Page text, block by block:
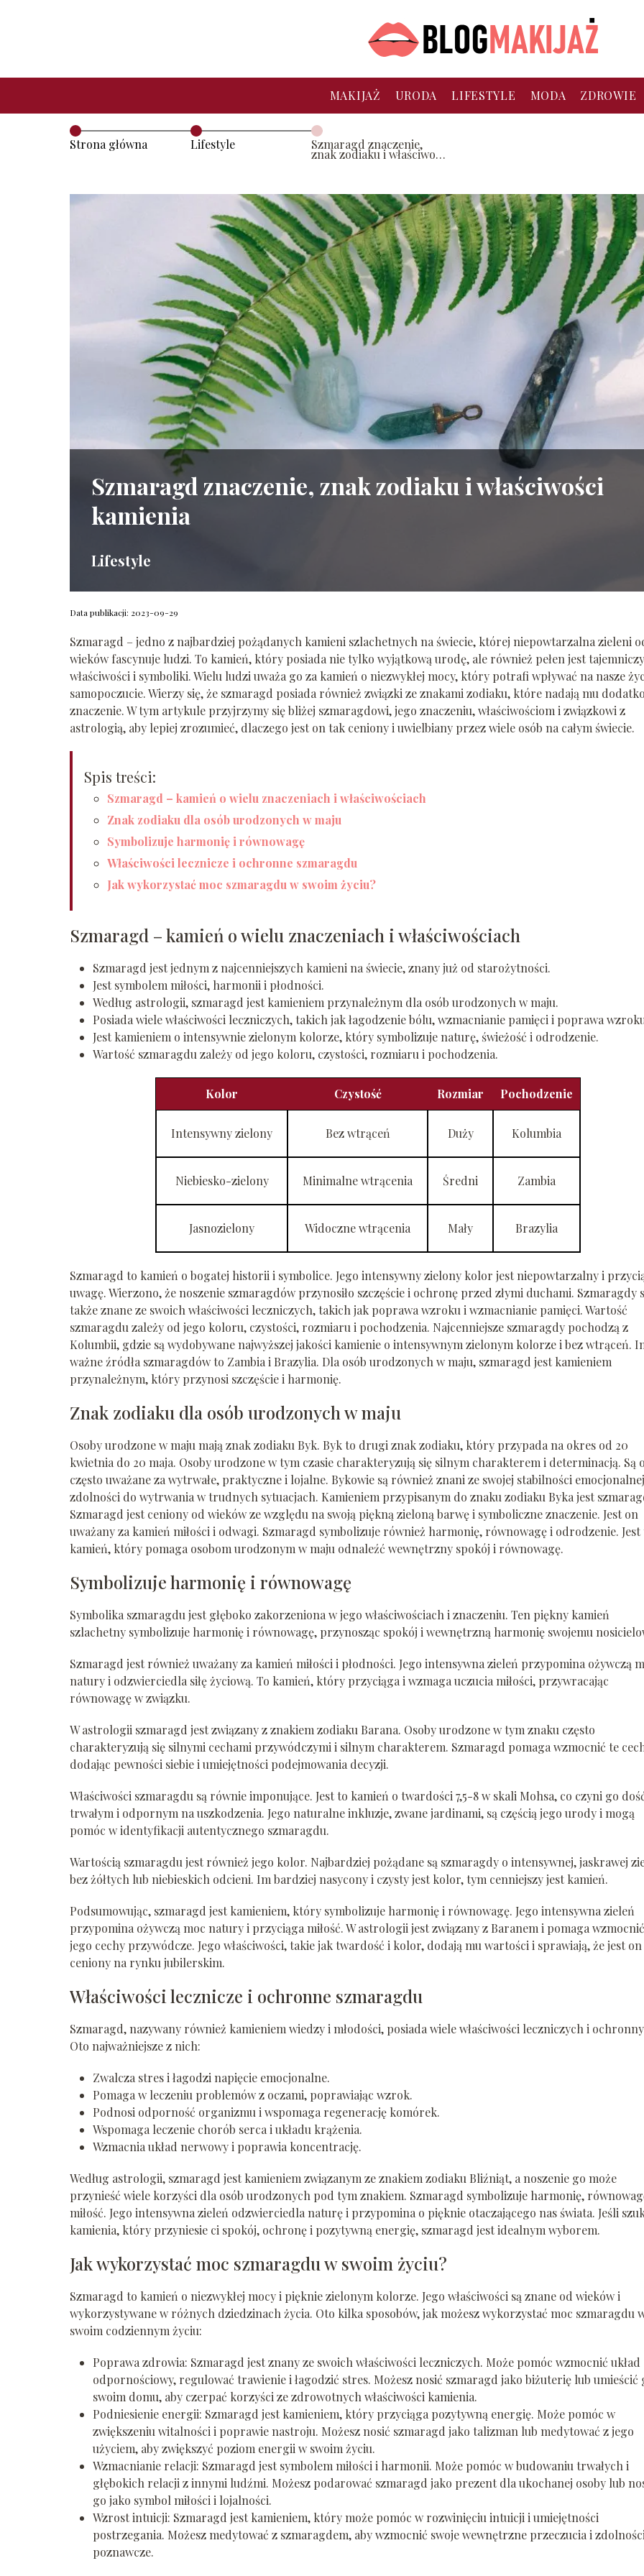
MAKIJAŻ URODA LIFESTYLE MODA ZDROWIE
Strona główna Lifestyle Szmaragd znaczenie,
znak zodiaku i właściwości
Szmaragd znaczenie, znak zodiaku i właściwości
kamienia
Lifestyle
Data publikacji: 2023-09-29
Szmaragd – jedno z najbardziej pożądanych kamieni szlachetnych na świecie, której niepowtarzalna zieleni
wieków fascynuje ludzi. To kamień, który posiada nie tylko wyjątkową urodę, ale również pełen jest
właściwości i symboliki. Wielu ludzi uważa go za kamień o niezwykłej mocy, który potrafi wpływać na nasze
samopoczucie. Wierzy się, że szmaragd posiada również związki ze znakami zodiaku, które nadają mu
znaczenie. W tym artykule przyjrzymy się bliżej szmaragdowi, jego znaczeniu, właściwościom i związkowi z
astrologią, aby lepiej zrozumieć, dlaczego jest on tak ceniony i uwielbiany przez wiele osób na całym świecie.
Spis treści:
Szmaragd – kamień o wielu znaczeniach i właściwościach
Znak zodiaku dla osób urodzonych w maju
Symbolizuje harmonię i równowagę
Właściwości lecznicze i ochronne szmaragdu
Jak wykorzystać moc szmaragdu w swoim życiu?
Szmaragd – kamień o wielu znaczeniach i właściwościach
Szmaragd jest jednym z najcenniejszych kamieni na świecie, znany już od starożytności.
Jest symbolem miłości, harmonii i płodności.
Według astrologii, szmaragd jest kamieniem przynależnym dla osób urodzonych w maju.
Posiada wiele właściwości leczniczych, takich jak łagodzenie bólu, wzmacnianie pamięci i poprawa
Jest kamieniem o intensywnie zielonym kolorze, który symbolizuje naturę, świeżość i odrodzenie.
Wartość szmaragdu zależy od jego koloru, czystości, rozmiaru i pochodzenia.
Kolor Czystość Rozmiar Pochodzenie
Intensywny zielony Bez wtrąceń Duży Kolumbia
Niebiesko-zielony Minimalne wtrącenia Średni Zambia
Jasnozielony Widoczne wtrącenia Mały Brazylia
Szmaragd to kamień o bogatej historii i symbolice. Jego intensywny zielony kolor jest niepowtarzalny i
uwagę. Wierzono, że noszenie szmaragdów przynosiło szczęście i ochronę przed złymi duchami. Szmaragdy
także znane ze swoich właściwości leczniczych, takich jak poprawa wzroku i wzmacnianie pamięci. Wartość
szmaragdu zależy od jego koloru, czystości, rozmiaru i pochodzenia. Najcenniejsze szmaragdy pochodzą z
Kolumbii, gdzie są wydobywane najwyższej jakości kamienie o intensywnym zielonym kolorze i bez wtrąceń.
ważne źródła szmaragdów to Zambia i Brazylia. Dla osób urodzonych w maju, szmaragd jest kamieniem
przynależnym, który przynosi szczęście i harmonię.
Znak zodiaku dla osób urodzonych w maju
Osoby urodzone w maju mają znak zodiaku Byk. Byk to drugi znak zodiaku, który przypada na okres od 20
kwietnia do 20 maja. Osoby urodzone w tym czasie charakteryzują się silnym charakterem i determinacją. Są
często uważane za wytrwałe, praktyczne i lojalne. Bykowie są również znani ze swojej stabilności
zdolności do wytrwania w trudnych sytuacjach. Kamieniem przypisanym do znaku zodiaku Byka jest
Szmaragd jest ceniony od wieków ze względu na swoją piękną zieloną barwę i symboliczne znaczenie. Jest on
uważany za kamień miłości i odwagi. Szmaragd symbolizuje również harmonię, równowagę i odrodzenie. Jest
kamień, który pomaga osobom urodzonym w maju odnaleźć wewnętrzny spokój i równowagę.
Symbolizuje harmonię i równowagę
Symbolika szmaragdu jest głęboko zakorzeniona w jego właściwościach i znaczeniu. Ten piękny kamień
szlachetny symbolizuje harmonię i równowagę, przynosząc spokój i wewnętrzną harmonię swojemu
Szmaragd jest również uważany za kamień miłości i płodności. Jego intensywna zieleń przypomina ożywczą
natury i odzwierciedla siłę życiową. To kamień, który przyciąga i wzmaga uczucia miłości, przywracając
równowagę w związku.
W astrologii szmaragd jest związany z znakiem zodiaku Barana. Osoby urodzone w tym znaku często
charakteryzują się silnymi cechami przywódczymi i silnym charakterem. Szmaragd pomaga wzmocnić te
dodając pewności siebie i umiejętności podejmowania decyzji.
Właściwości szmaragdu są równie imponujące. Jest to kamień o twardości 7,5-8 w skali Mohsa, co czyni go
trwałym i odpornym na uszkodzenia. Jego naturalne inkluzje, zwane jardinami, są częścią jego urody i mogą
pomóc w identyfikacji autentycznego szmaragdu.
Wartością szmaragdu jest również jego kolor. Najbardziej pożądane są szmaragdy o intensywnej, jaskrawej
bez żółtych lub niebieskich odcieni. Im bardziej nasycony i czysty jest kolor, tym cenniejszy jest kamień.
Podsumowując, szmaragd jest kamieniem, który symbolizuje harmonię i równowagę. Jego intensywna zieleń
przypomina ożywczą moc natury i przyciąga miłość. W astrologii jest związany z Baranem i pomaga wzmocnić
jego cechy przywódcze. Jego właściwości, takie jak twardość i kolor, dodają mu wartości i sprawiają, że jest on
ceniony na rynku jubilerskim.
Właściwości lecznicze i ochronne szmaragdu
Szmaragd, nazywany również kamieniem wiedzy i młodości, posiada wiele właściwości leczniczych i
Oto najważniejsze z nich:
Zwalcza stres i łagodzi napięcie emocjonalne.
Pomaga w leczeniu problemów z oczami, poprawiając wzrok.
Podnosi odporność organizmu i wspomaga regenerację komórek.
Wspomaga leczenie chorób serca i układu krążenia.
Wzmacnia układ nerwowy i poprawia koncentrację.
Według astrologii, szmaragd jest kamieniem związanym ze znakiem zodiaku Bliźniąt, a noszenie go może
przynieść wiele korzyści dla osób urodzonych pod tym znakiem. Szmaragd symbolizuje harmonię,
miłość. Jego intensywna zieleń odzwierciedla naturę i przypomina o pięknie otaczającego nas świata. Jeśli
kamienia, który przyniesie ci spokój, ochronę i pozytywną energię, szmaragd jest idealnym wyborem.
Jak wykorzystać moc szmaragdu w swoim życiu?
Szmaragd to kamień o niezwykłej mocy i pięknie zielonym kolorze. Jego właściwości są znane od wieków i
wykorzystywane w różnych dziedzinach życia. Oto kilka sposobów, jak możesz wykorzystać moc szmaragdu
swoim codziennym życiu:
Poprawa zdrowia: Szmaragd jest znany ze swoich właściwości leczniczych. Może pomóc wzmocnić układ
odpornościowy, regulować trawienie i łagodzić stres. Możesz nosić szmaragd jako biżuterię lub umieścić
swoim domu, aby czerpać korzyści ze zdrowotnych właściwości kamienia.
Podniesienie energii: Szmaragd jest kamieniem, który przyciąga pozytywną energię. Może pomóc w
zwiększeniu witalności i poprawie nastroju. Możesz nosić szmaragd jako talizman lub medytować z jego
użyciem, aby zwiększyć poziom energii w swoim życiu.
Wzmacnianie relacji: Szmaragd jest symbolem miłości i harmonii. Może pomóc w budowaniu trwałych i
głębokich relacji z innymi ludźmi. Możesz podarować szmaragd jako prezent dla ukochanej osoby lub
go jako symbol miłości i lojalności.
Wzrost intuicji: Szmaragd jest kamieniem, który może pomóc w rozwinięciu intuicji i umiejętności
postrzegania. Możesz medytować z szmaragdem, aby wzmocnić swoje wewnętrzne przeczucia i
poznawcze.